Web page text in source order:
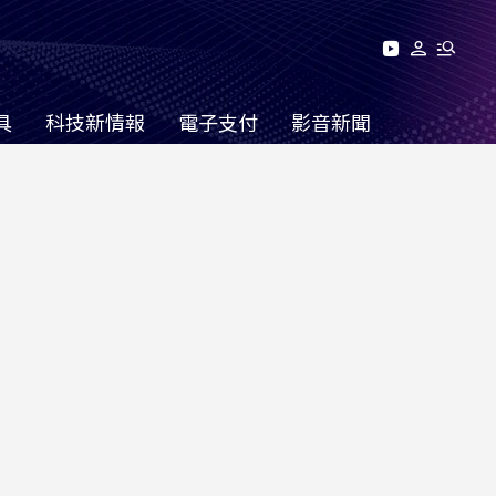
科技新情報 電子支付 影音新聞